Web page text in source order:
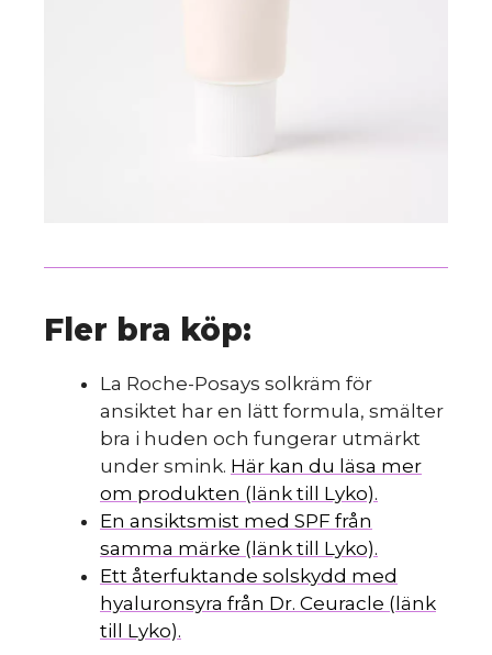
Fler bra köp:
La Roche-Posays solkräm för
ansiktet har en lätt formula, smälter
bra i huden och fungerar utmärkt
under smink. Här kan du läsa mer
om produkten (länk till Lyko).
En ansiktsmist med SPF från
samma märke (länk till Lyko).
Ett återfuktande solskydd med
hyaluronsyra från Dr. Ceuracle (länk
till Lyko).